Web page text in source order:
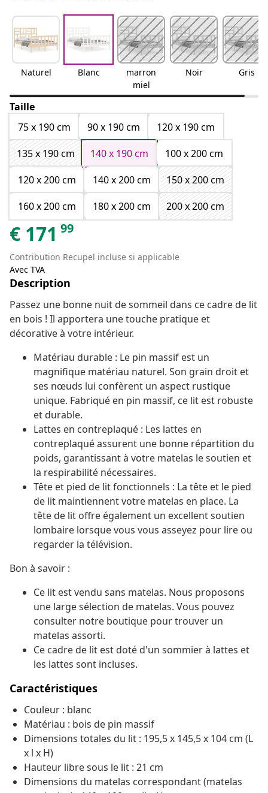
Naturel Blanc
marron
miel
Noir Gris
Taille
75 x 190 cm
90 x 190 cm
120 x 190 cm
135 x 190 cm
140 x 190 cm
100 x 200 cm
120 x 200 cm
140 x 200 cm
150 x 200 cm
160 x 200 cm
180 x 200 cm 200 x 200 cm
€ 171 99
Contribution Recupel incluse si applicable
Avec TVA
Description
Passez une bonne nuit de sommeil dans ce cadre de lit
en bois ! Il apportera une touche pratique et
décorative à votre intérieur.
Matériau durable : Le pin massif est un
magnifique matériau naturel. Son grain droit et
ses nœuds lui confèrent un aspect rustique
unique. Fabriqué en pin massif, ce lit est robuste
et durable.
Lattes en contreplaqué : Les lattes en
contreplaqué assurent une bonne répartition du
poids, garantissant à votre matelas le soutien et
la respirabilité nécessaires.
Tête et pied de lit fonctionnels : La tête et le pied
de lit maintiennent votre matelas en place. La
tête de lit offre également un excellent soutien
lombaire lorsque vous vous asseyez pour lire ou
regarder la télévision.
Bon à savoir :
Ce lit est vendu sans matelas. Nous proposons
une large sélection de matelas. Vous pouvez
consulter notre boutique pour trouver un
matelas assorti.
Ce cadre de lit est doté d'un sommier à lattes et
les lattes sont incluses.
Caractéristiques
Couleur : blanc
Matériau : bois de pin massif
Dimensions totales du lit : 195,5 x 145,5 x 104 cm (L
x l x H)
Hauteur libre sous le lit : 21 cm
Dimensions du matelas correspondant (matelas